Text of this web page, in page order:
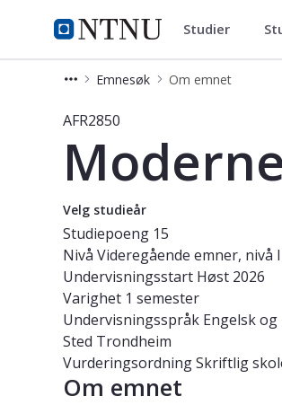
NTNU Hjemmeside
Studier Studier
Emnesøk Om emnet
Emne - Moderne
AFR2850
Velg studieår
Studiepoeng 15
Nivå Videregående emner, nivå
Undervisningsstart Høst 2026
Varighet 1 semester
Undervisningsspråk Engelsk
Sted Trondheim
VurderingsordningSkriftlig
Om emnet